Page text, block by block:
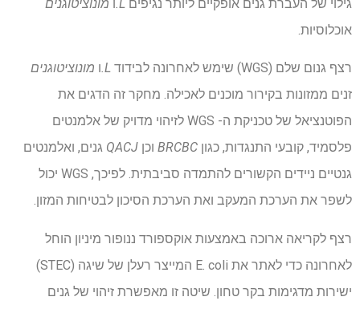
גילוי של העברת גנים אופקיים ליותר נגיפים L. ו מונוציטוגנים
אוכלוסיות.
רצף גנום שלם (WGS) שימש לאחרונה לבידוד ו מונוציטוגנים
זנים ממזונות בקירור מוכנים לאכילה. מחקר זה הדגים את
הפוטנציאל של טכניקת ה- WGS לזיהוי מדויק של אלמנטים
פלסמיד, קובעי התנגדות, כגון BRCBC וכן QACJ גנים, ואלמנטים
גנטיים ניידים הקשורים להתמדה סביבתית. לפיכך, WGS יכול
לשפר את הערכת המעקב ואת הערכת הסיכון לבטיחות המזון.
רצף לקריאה ארוכה באמצעות אוקספורד ננופור מיניון הוחל
לאחרונה כדי לאתר את E. coli המייצר רעלן של שיגה (STEC)
ישירות מדגימות בקר טחון. שיטה זו מאפשרת זיהוי של גנים